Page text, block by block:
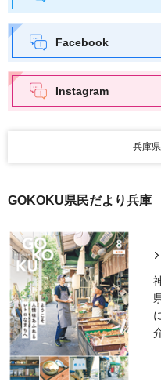
Facebook
Instagram
兵庫
GOKOKU県民だより兵庫